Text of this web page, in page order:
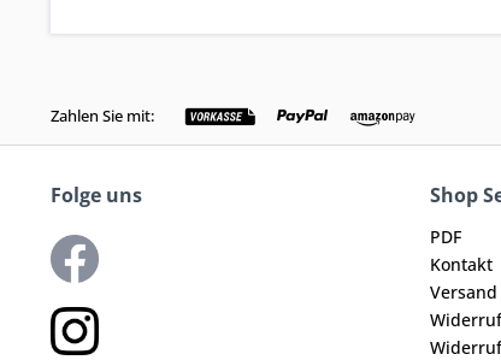
Zahlen Sie mit:
Folge uns Shop
PDF
Kontakt